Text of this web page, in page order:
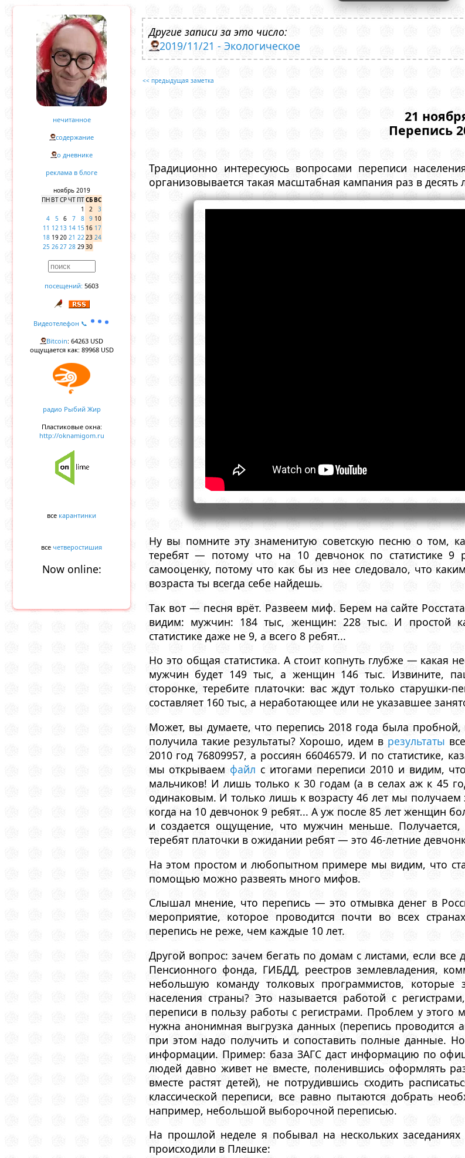
нечитанное
содержание
о дневнике
реклама в блоге
ноябрь 2019
ПН ВТСРЧТ ПТСБВС
1
2
3
4
5 6 7 8 9 10
11 12 13 14 15 16 17
18 1920 21 2223 24
25 2627 28 2930
посещений: 5603
Видеотелефон 📞
Bitcoin: 64263 USD
ощущается как: 89968 USD
радио Рыбий Жир
Пластиковые окна:
http://oknamigom.ru
все карантинки
все четверостишия
Now online:
Другие записи за это число:
2019/11/21 - Экологическое
<< предыдущая заметка
21
Перепись
Традиционно интересуюсь вопросами переписи
организовывается такая масштабная кампания раз в десять
Ну вы помните эту знаменитую советскую песню о том,
теребят — потому что на 10 девчонок по статистике 9
самооценку, потому что как бы из нее следовало, что
возраста ты всегда себе найдешь.
Так вот — песня врёт. Развеем миф. Берем на сайте Росстата
видим: мужчин: 184 тыс, женщин: 228 тыс. И простой
статистике даже не 9, а всего 8 ребят...
Но это общая статистика. А стоит копнуть глубже — какая
мужчин будет 149 тыс, а женщин 146 тыс. Извините,
сторонке, теребите платочки: вас ждут только
составляет 160 тыс, а неработающее или не указавшее
Может, вы думаете, что перепись 2018 года была
получила такие результаты? Хорошо, идем в результаты
2010 год 76809957, а россиян 66046579. И по статистике,
мы открываем файл с итогами переписи 2010 и видим,
мальчиков! И лишь только к 30 годам (а в селах аж к 45
одинаковым. И только лишь к возрасту 46 лет мы
когда на 10 девчонок 9 ребят... А уж после 85 лет женщин
и создается ощущение, что мужчин меньше.
теребят платочки в ожидании ребят — это 46-летние
На этом простом и любопытном примере мы видим, что
помощью можно развеять много мифов.
Слышал мнение, что перепись — это отмывка денег в
мероприятие, которое проводится почти во всех
перепись не реже, чем каждые 10 лет.
Другой вопрос: зачем бегать по домам с листами, если
Пенсионного фонда, ГИБДД, реестров землевладения,
небольшую команду толковых программистов, которые
населения страны? Это называется работой с
переписи в пользу работы с регистрами. Проблем у этого
нужна анонимная выгрузка данных (перепись
при этом надо получить и сопоставить полные данные.
информации. Пример: база ЗАГС даст информацию по
людей давно живет не вместе, поленившись оформлять
вместе растят детей), не потрудившись сходить
классической переписи, все равно пытаются добрать
например, небольшой выборочной переписью.
На прошлой неделе я побывал на нескольких
происходили в Плешке: